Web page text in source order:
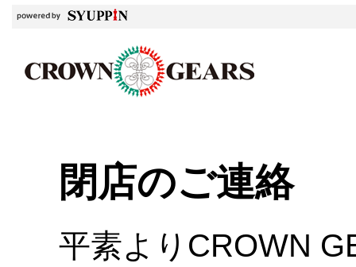
閉店のご連絡
平素よりCROWN